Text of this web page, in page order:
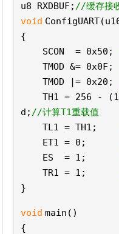
u8 RXDBUF; //缓存接
void
{
SCON = 0x50;
TMOD &= 0x0F;
TMOD |= 0x20;
TH1 = 256 -
d; //计算T1重载值
TL1 = TH1;
ET1 = 0;
ES = 1;
TR1 = 1;
}
void main()
{